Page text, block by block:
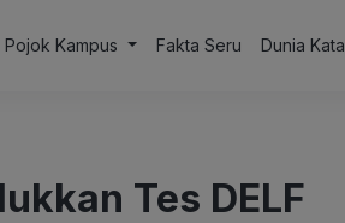
Pojok Kampus Fakta Seru Dunia Kata
Tes DELF